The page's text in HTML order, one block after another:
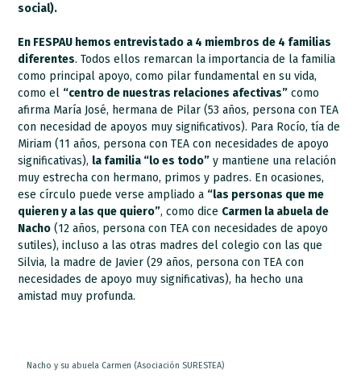
social).
En FESPAU hemos entrevistado a 4 miembros de 4 familias
diferentes. Todos ellos remarcan la importancia de la familia
como principal apoyo, como pilar fundamental en su vida,
como el “centro de nuestras relaciones afectivas” como
afirma María José, hermana de Pilar (53 años, persona con TEA
con necesidad de apoyos muy significativos). Para Rocío, tía de
Miriam (11 años, persona con TEA con necesidades de apoyo
significativas), la familia “lo es todo” y mantiene una relación
muy estrecha con hermano, primos y padres. En ocasiones,
ese círculo puede verse ampliado a “las personas que me
quieren y a las que quiero”, como dice Carmen la abuela de
Nacho (12 años, persona con TEA con necesidades de apoyo
sutiles), incluso a las otras madres del colegio con las que
Silvia, la madre de Javier (29 años, persona con TEA con
necesidades de apoyo muy significativas), ha hecho una
amistad muy profunda.
Nacho y su abuela Carmen (Asociación SURESTEA)